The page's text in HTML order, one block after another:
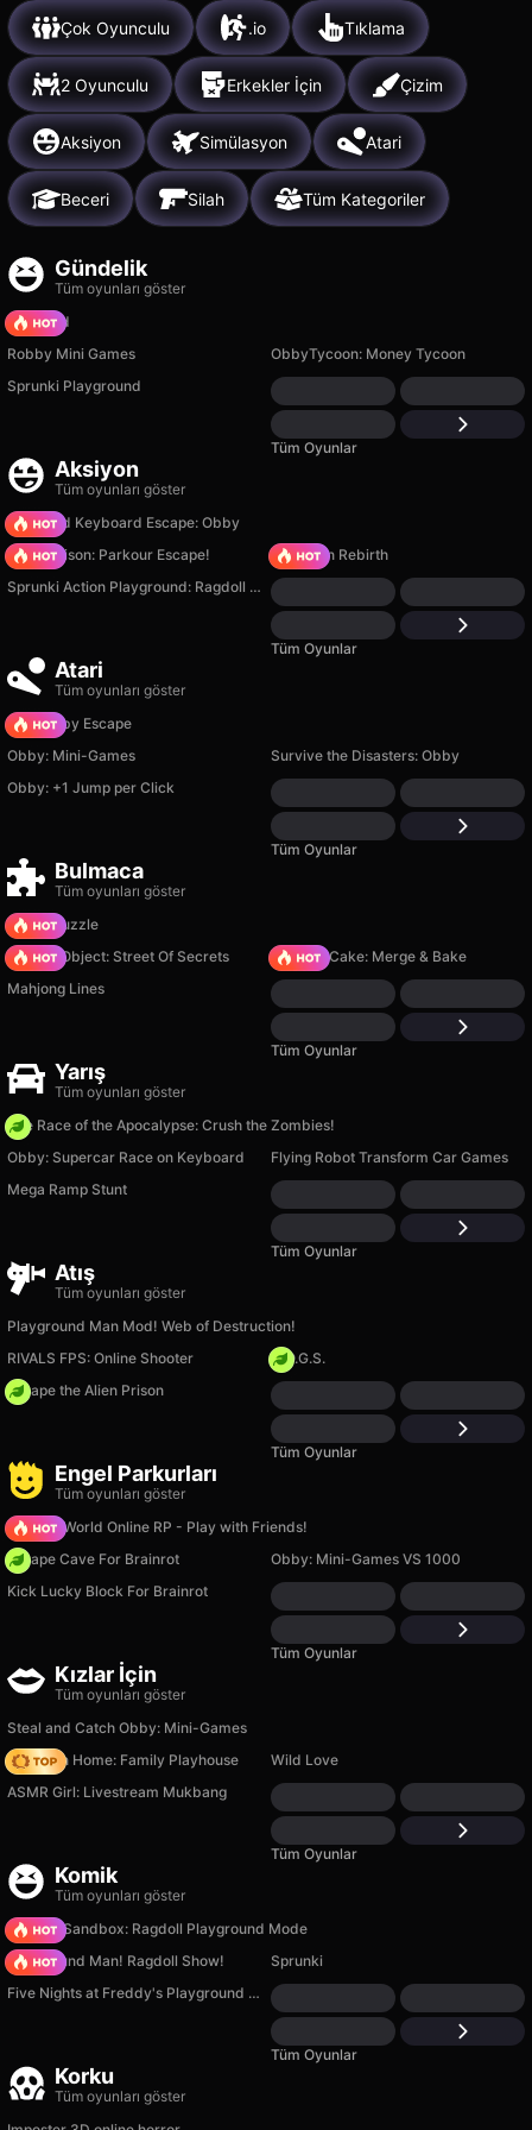
Çok Oyunculu .io Tıklama
2 Oyunculu Erkekler İçin Çizim
Aksiyon Simülasyon Atari
Beceri Silah Tüm Kategoriler
Gündelik
Tüm oyunları göster
TB World
Robby Mini Games
ObbyTycoon: Money Tycoon
Sprunki Playground
Tüm Oyunlar
Aksiyon
Tüm oyunları göster
+1 Speed Keyboard Escape: Obby
Barry Prison: Parkour Escape!
Stickman Rebirth
Sprunki Action Playground: Ragdoll Sandbox
Tüm Oyunlar
Atari
Tüm oyunları göster
Your Obby Escape
Obby: Mini-Games
Survive the Disasters: Obby
Obby: +1 Jump per Click
Tüm Oyunlar
Bulmaca
Tüm oyunları göster
Arrow Puzzle
Hidden Object: Street Of Secrets
Piece of Cake: Merge & Bake
Mahjong Lines
Tüm Oyunlar
Yarış
Tüm oyunları göster
The Race of the Apocalypse: Crush the Zombies!
Obby: Supercar Race on Keyboard
Flying Robot Transform Car Games
Mega Ramp Stunt
Tüm Oyunlar
Atış
Tüm oyunları göster
Playground Man Mod! Web of Destruction!
RIVALS FPS: Online Shooter
H.O.G.S.
Escape the Alien Prison
Tüm Oyunlar
Engel Parkurları
Tüm oyunları göster
Sprunki World Online RP - Play with Friends!
Escape Cave For Brainrot
Obby: Mini-Games VS 1000
Kick Lucky Block For Brainrot
Tüm Oyunlar
Kızlar İçin
Tüm oyunları göster
Steal and Catch Obby: Mini-Games
My Town Home: Family Playhouse
Wild Love
ASMR Girl: Livestream Mukbang
Tüm Oyunlar
Komik
Tüm oyunları göster
Sprunki Sandbox: Ragdoll Playground Mode
Playground Man! Ragdoll Show!
Sprunki
Five Nights at Freddy's Playground Sandbox
Tüm Oyunlar
Korku
Tüm oyunları göster